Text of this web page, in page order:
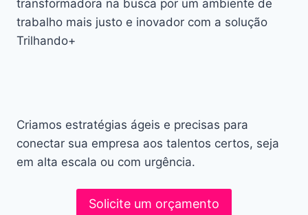
transformadora na busca por um ambiente de
trabalho mais justo e inovador com a solução
Trilhando+
Criamos estratégias ágeis e precisas para
conectar sua empresa aos talentos certos, seja
em alta escala ou com urgência.
Solicite um orçamento